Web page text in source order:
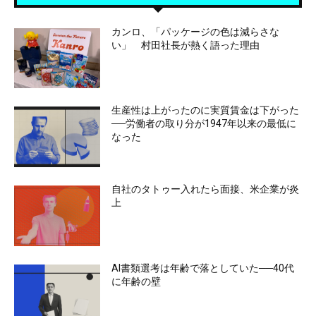
カンロ、「パッケージの色は減らさな
い」 村田社長が熱く語った理由
生産性は上がったのに実質賃金は下がった
──労働者の取り分が1947年以来の最低に
なった
自社のタトゥー入れたら面接、米企業が炎
上
AI書類選考は年齢で落としていた──40代
に年齢の壁